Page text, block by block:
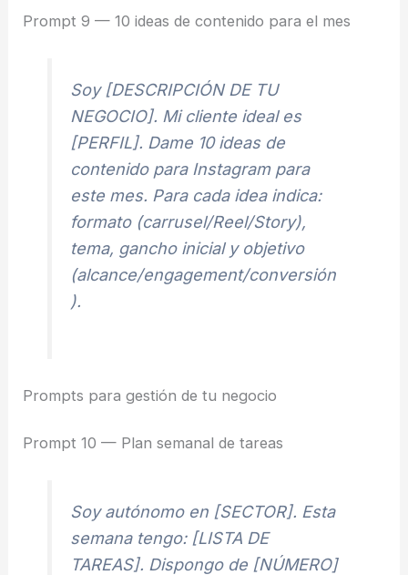
Prompt 9 — 10 ideas de contenido para el mes
Soy [DESCRIPCIÓN DE TU
NEGOCIO]. Mi cliente ideal es
[PERFIL]. Dame 10 ideas de
contenido para Instagram para
este mes. Para cada idea indica:
formato (carrusel/Reel/Story),
tema, gancho inicial y objetivo
(alcance/engagement/conversión
).
Prompts para gestión de tu negocio
Prompt 10 — Plan semanal de tareas
Soy autónomo en [SECTOR]. Esta
semana tengo: [LISTA DE
TAREAS]. Dispongo de [NÚMERO]